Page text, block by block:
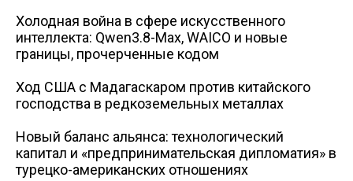
Холодная война в сфере искусственного
интеллекта: Qwen3.8-Max, WAICO и новые
границы, прочерченные кодом
Ход США с Мадагаскаром против китайского
господства в редкоземельных металлах
Новый баланс альянса: технологический
капитал и «предпринимательская дипломатия» в
турецко-американских отношениях